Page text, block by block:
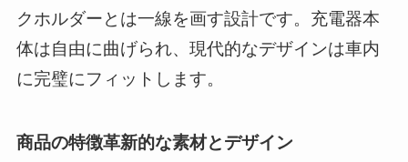
クホルダーとは一線を画す設計です。充電器本
体は自由に曲げられ、現代的なデザインは車内
に完璧にフィットします。
商品の特徴革新的な素材とデザイン